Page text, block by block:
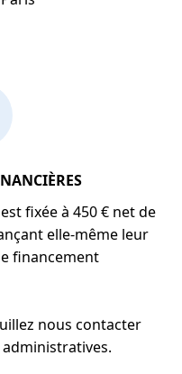
fixée à 450 € net de
elle-même leur
financement
nous contacter